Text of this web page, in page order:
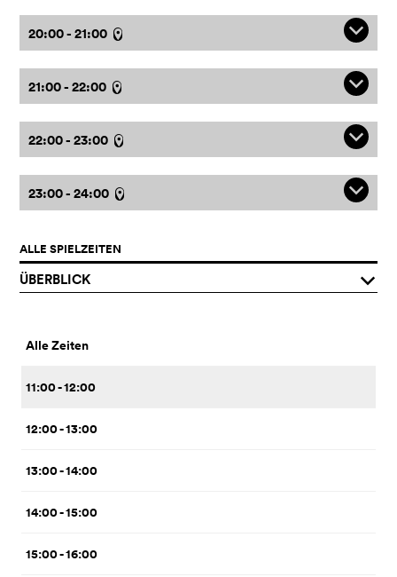
20:00 - 21:00 l q
21:00 - 22:00 l q
22:00 - 23:00 l q
23:00 - 24:00 l q
ALLE SPIELZEITEN
ÜBERBLICK q
Alle Zeiten
11:00 - 12:00
12:00 - 13:00
13:00 - 14:00
14:00 - 15:00
15:00 - 16:00